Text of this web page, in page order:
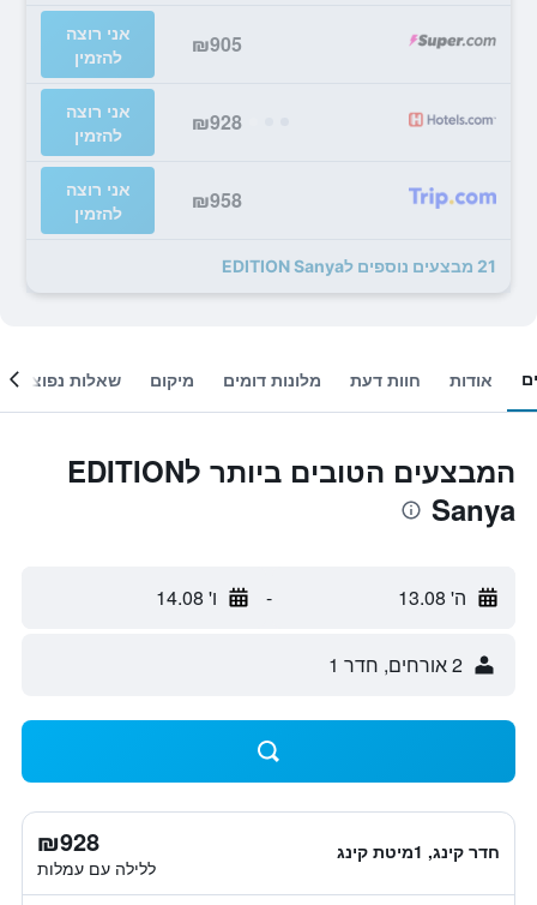
₪905
אני רוצה
להזמין
₪928
אני רוצה
להזמין
₪958
אני רוצה
להזמין
21 מבצעים נוספים לEDITION Sanya
אודות חוות דעת מלונות דומים מיקום שאלות נפוצות
המבצעים הטובים ביותר לEDITION
Sanya
ה' 13.08 - ו' 14.08
2 אורחים, חדר 1
חדר קינג, 1מיטת קינג ₪928
ללילה עם עמלות